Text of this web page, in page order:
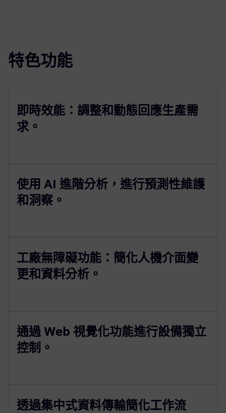
特色功能
即時效能：調整和動態回應生產需
求。
使用 AI 進階分析，進行預測性維護
和洞察。
工廠無障礙功能：簡化人機介面變
更和資料分析。
通過 Web 視覺化功能進行設備獨立
控制。
透過集中式資料傳輸簡化工作流